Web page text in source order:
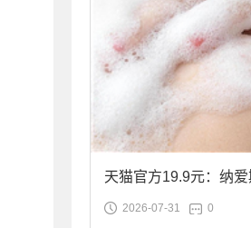
天猫官方19.9元：纳
皂2斤大促
2026-07-31 0